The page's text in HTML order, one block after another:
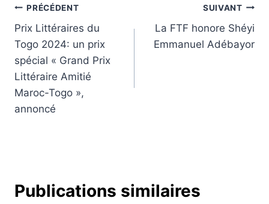
Navigation
de
l’article
PRÉCÉDENT
Prix Littéraires du
Togo 2024: un prix
spécial « Grand Prix
Littéraire Amitié
Maroc-Togo »,
annoncé
SUIVANT
La FTF honore Shéyi
Emmanuel Adébayor
Publications similaires